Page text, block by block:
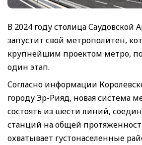
В 2024 году столица Саудовской
запустит свой метрополитен,
крупнейшим проектом метро,
один этап.
Согласно информации
городу Эр-Рияд, новая система
состоять из шести линий,
станций на общей
охватывает густонаселенные